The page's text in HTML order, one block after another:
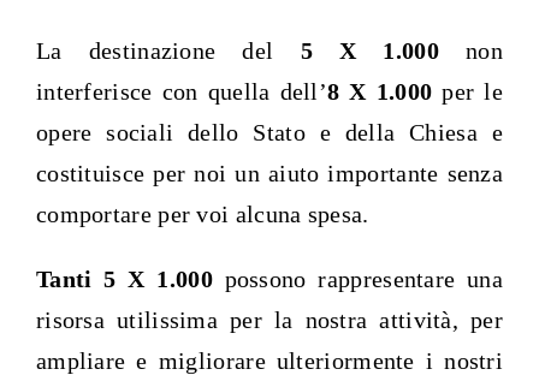
La destinazione del 5 X 1.000non
interferisce con quella dell’8 X 1.000 per le
opere sociali dello Stato e della Chiesa e
costituisce per noi un aiuto importante senza
comportare per voi alcuna spesa.
Tanti 5 X 1.000possono rappresentare una
risorsa utilissima per la nostra attività, per
ampliare e migliorare ulteriormente i nostri